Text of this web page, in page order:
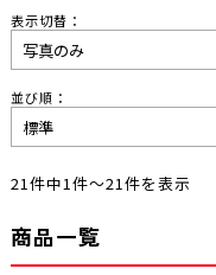
表示切替：
並び順：
21件中1件～21件を表示
商品一覧